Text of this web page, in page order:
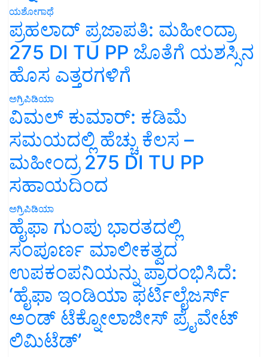
ಯಶೋಗಾಥೆ
ಪ್ರಹಲಾದ್ ಪ್ರಜಾಪತಿ: ಮಹೀಂದ್ರಾ
275 DI TU PP ಜೊತೆಗೆ ಯಶಸ್ಸಿನ
ಹೊಸ ಎತ್ತರಗಳಿಗೆ
ಅಗ್ರಿಪಿಡಿಯಾ
ವಿಮಲ್ ಕುಮಾರ್: ಕಡಿಮೆ
ಸಮಯದಲ್ಲಿ ಹೆಚ್ಚು ಕೆಲಸ –
ಮಹೀಂದ್ರ 275 DI TU PP
ಸಹಾಯದಿಂದ
ಅಗ್ರಿಪಿಡಿಯಾ
ಹೈಫಾ ಗುಂಪು ಭಾರತದಲ್ಲಿ
ಸಂಪೂರ್ಣ ಮಾಲೀಕತ್ವದ
ಉಪಕಂಪನಿಯನ್ನು ಪ್ರಾರಂಭಿಸಿದೆ:
‘ಹೈಫಾ ಇಂಡಿಯಾ ಫರ್ಟಿಲೈಜರ್ಸ್
ಅಂಡ್ ಟೆಕ್ನೋಲಾಜೀಸ್ ಪ್ರೈವೇಟ್
ಲಿಮಿಟೆಡ್’